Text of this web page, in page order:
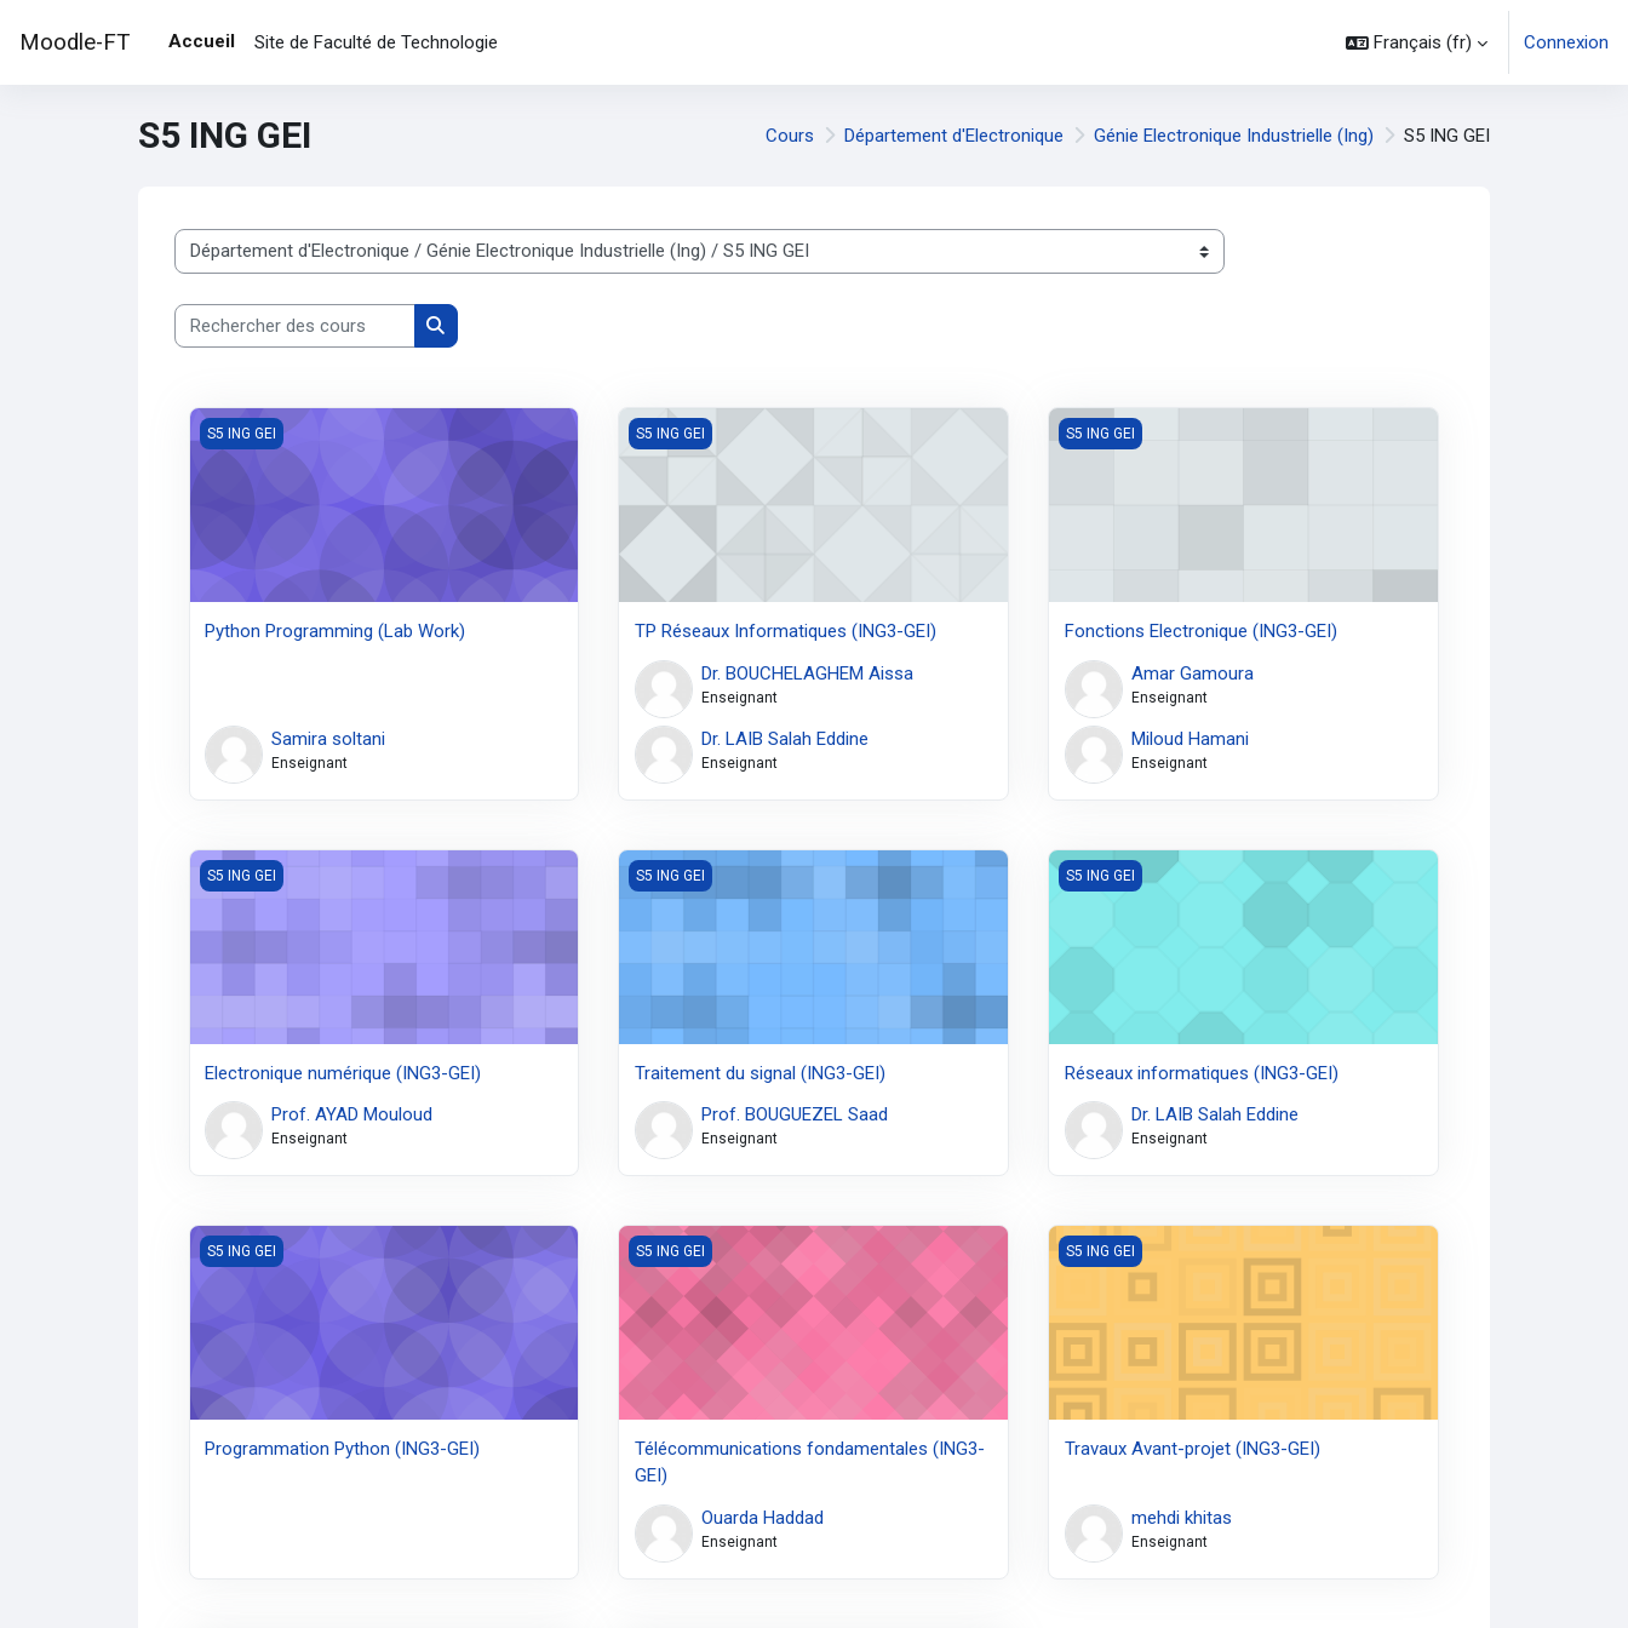
Moodle-FT Accueil Site de Faculté de Technologie Français ‎(fr)‎ Connexion
S5 ING GEI Cours Département d'Electronique Génie Electronique Industrielle (Ing) S5 ING GEI
Catégories de cours
Rechercher des cours
Rechercher des cours
Python Programming (Lab Work)
S5 ING GEI
Python Programming (Lab Work)
Samira soltani
Enseignant
TP Réseaux Informatiques (ING3-GEI)
S5 ING GEI
TP Réseaux Informatiques (ING3-GEI)
Dr. BOUCHELAGHEM Aissa
Enseignant
Dr. LAIB Salah Eddine
Enseignant
Fonctions Electronique (ING3-GEI)
S5 ING GEI
Fonctions Electronique (ING3-GEI)
Amar Gamoura
Enseignant
Miloud Hamani
Enseignant
Electronique numérique (ING3-GEI)
S5 ING GEI
Electronique numérique (ING3-GEI)
Prof. AYAD Mouloud
Enseignant
Traitement du signal (ING3-GEI)
S5 ING GEI
Traitement du signal (ING3-GEI)
Prof. BOUGUEZEL Saad
Enseignant
Réseaux informatiques (ING3-GEI)
S5 ING GEI
Réseaux informatiques (ING3-GEI)
Dr. LAIB Salah Eddine
Enseignant
Programmation Python (ING3-GEI)
S5 ING GEI
Programmation Python (ING3-GEI)
Télécommunications fondamentales (ING3-GEI)
S5 ING GEI
Télécommunications fondamentales (ING3-
GEI)
Ouarda Haddad
Enseignant
Travaux Avant-projet (ING3-GEI)
S5 ING GEI
Travaux Avant-projet (ING3-GEI)
mehdi khitas
Enseignant